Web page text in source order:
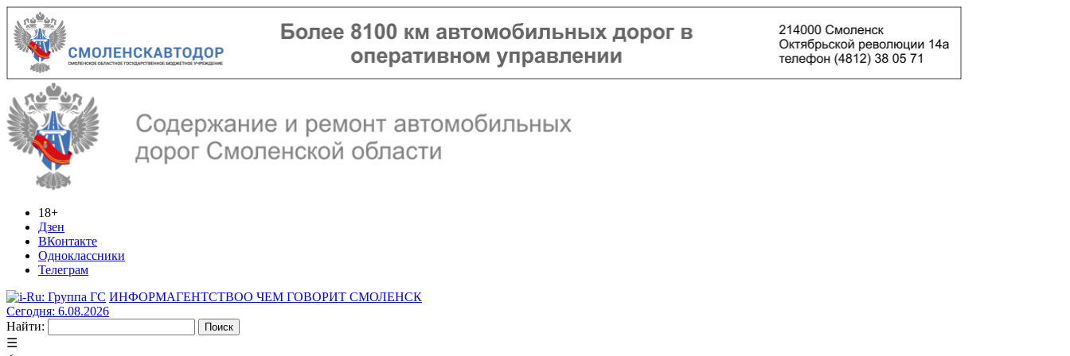
18+
Дзен
ВКонтакте
Одноклассники
Телеграм
ИНФОРМАГЕНТСТВОО ЧЕМ ГОВОРИТ СМОЛЕНСК
Сегодня: 6.08.2026
Найти:
☰